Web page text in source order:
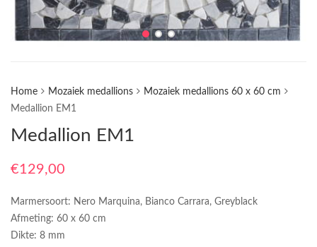
Home Mozaiek medallions
Mozaiek medallions 60 x 60 cm
Medallion EM1
Medallion EM1
€129,00
Marmersoort: Nero Marquina, Bianco Carrara, Greyblack
Afmeting: 60 x 60 cm
Dikte: 8 mm